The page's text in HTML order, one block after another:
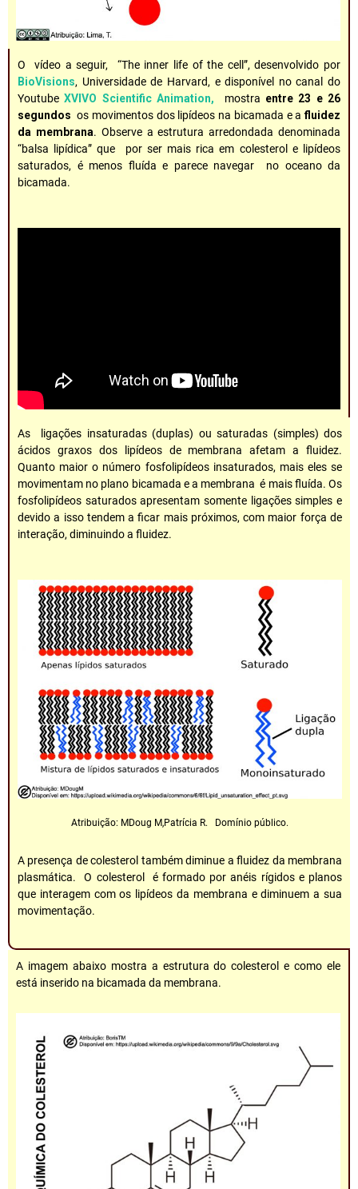
O vídeo a seguir, “The inner life of the cell”, desenvolvido por
BioVisions, Universidade de Harvard, e disponível no canal do
YoutubeXVIVO Scientific Animation, mostra entre 23 e 26
segundos os movimentos dos lipídeos na bicamada e afluidez
da membrana. Observe a estrutura arredondada denominada
“balsa lipídica” que por ser mais rica em colesterol e lipídeos
saturados, é menos fluída e parece navegar no oceano da
bicamada.
As ligações insaturadas (duplas) ou saturadas (simples) dos
ácidos graxos dos lipídeos de membrana afetam a fluidez.
Quanto maior o número fosfolipídeos insaturados, mais eles se
movimentam no plano bicamada e a membrana é mais fluída. Os
fosfolipídeos saturados apresentam somente ligações simples e
devido a isso tendem a ficar mais próximos, com maior força de
interação, diminuindo a fluidez.
Atribuição: MDoug M,Patrícia R. Domínio público.
A presença de colesterol também diminue a fluidez da membrana
plasmática. O colesterol é formado por anéis rígidos e planos
que interagem com os lipídeos da membrana e diminuem a sua
movimentação.
A imagem abaixo mostra a estrutura do colesterol e como ele
está inserido na bicamada da membrana.